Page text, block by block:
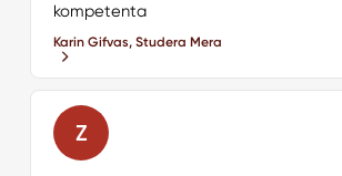
kompetenta
Karin Gifvas, Studera Mera
Z